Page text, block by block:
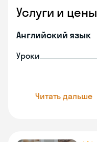
Услуги и цены
Английский язык
Уроки
Читать дальше